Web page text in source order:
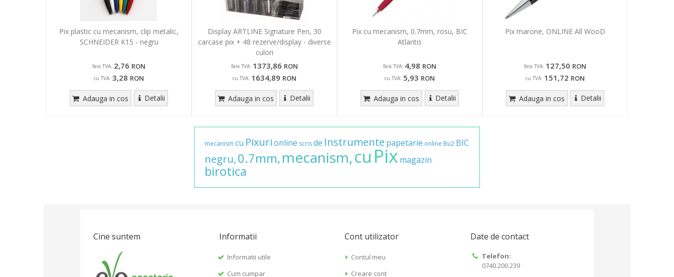
Pix plastic cu mecanism, clip metalic,
SCHNEIDER K15 - negru
fara TVA: 2,76 RON
cu TVA: 3,28 RON
Adauga in cos Detalii
Display ARTLINE Signature Pen, 30
carcase pix + 48 rezerve/display - diverse
culori
fara TVA: 1373,86 RON
cu TVA: 1634,89 RON
Adauga in cos Detalii
Pix cu mecanism, 0.7mm, rosu, BIC
Atlantis
fara TVA: 4,98 RON
cu TVA: 5,93 RON
Adauga in cos Detalii
Pix marone, ONLINE All WooD
fara TVA: 127,50 RON
cu TVA: 151,72 RON
Adauga in cos Detalii
mecanism cu Pixurionline scrisde Instrumente papetarie online Bu2 BIC
negru,0.7mm,mecanism,cu Pix magazin
birotica
Cine suntem Informatii
Informatii utile
Cum cumpar
Cont utilizator
Contul meu
Creare cont
Date de contact
Telefon:
0740.200.239